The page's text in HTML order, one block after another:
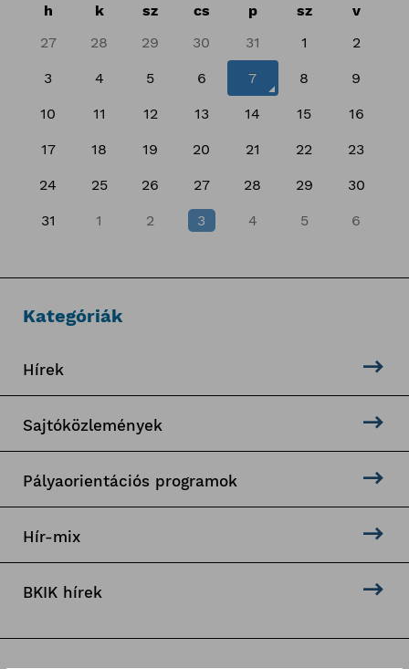
h
k sz cs p sz
v
27
28 29 30 31 1 2
3 4 5 6 7 8 9
10 11 12 13 14 15 16
17 18 19 20 21 22 23
24 25 26 27 28 29 30
31 1 2 3 4 5 6
Kategóriák
Hírek
Sajtóközlemények
Pályaorientációs programok
Hír-mix
BKIK hírek